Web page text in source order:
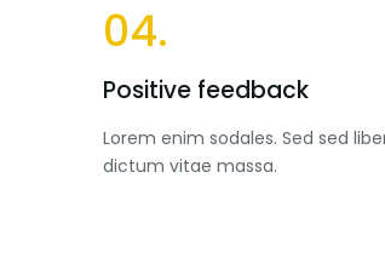
04.
Positive feedback
Lorem enim sodales. Sed sed
dictum vitae massa.